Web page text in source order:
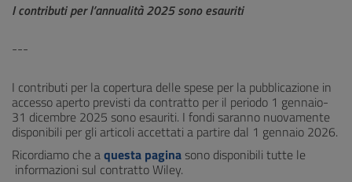
I contributi per l’annualità 2025 sono esauriti
---
I contributi per la copertura delle spese per la pubblicazione in
accesso aperto previsti da contratto per il periodo 1 gennaio-
31 dicembre 2025 sono esauriti. I fondi saranno nuovamente
disponibili per gli articoli accettati a partire dal 1 gennaio 2026.
Ricordiamo che aquesta pagina sono disponibili tutte le
informazioni sul contratto Wiley.